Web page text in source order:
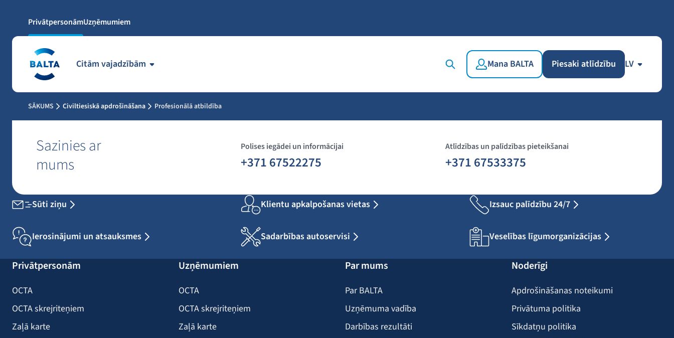
PrivātpersonāmUzņēmumiem
Citām vajadzībām Mana BALTA Piesaki atlīdzību LV
SĀKUMS Civiltiesiskā apdrošināšana Profesionālā atbildība
Sazinies ar
mums
Polises iegādei un informācijai
+371 67522275
Atlīdzības un palīdzības pieteikšanai
+371 67533375
Sūti ziņu Klientu apkalpošanas vietas Izsauc palīdzību 24/7
Ierosinājumi un atsauksmes Sadarbības autoservisi Veselības līgumorganizācijas
Privātpersonām
OCTA
OCTA skrejriteņiem
Zaļā karte
Uzņēmumiem
OCTA
OCTA skrejriteņiem
Zaļā karte
Par mums
Par BALTA
Uzņēmuma vadība
Darbības rezultāti
Noderīgi
Apdrošināšanas noteikumi
Privātuma politika
Sīkdatņu politika